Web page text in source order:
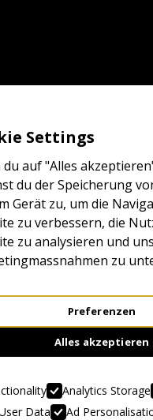
Contenti
Subtitles:
Spanisch mit
Settings
du auf "Alles
du der Speicherung
Gerät zu, um die
zu verbessern, die
zu analysieren und
zu
Preferenzen
Alles akzeptieren
Analytics Storage
Data
Ad